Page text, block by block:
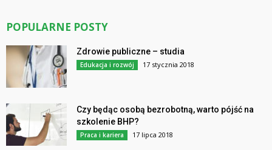
POPULARNE POSTY
Zdrowie publiczne – studia
Edukacja i rozwój 17 stycznia 2018
Czy będąc osobą bezrobotną, warto pójść na
szkolenie BHP?
Praca i kariera 17 lipca 2018